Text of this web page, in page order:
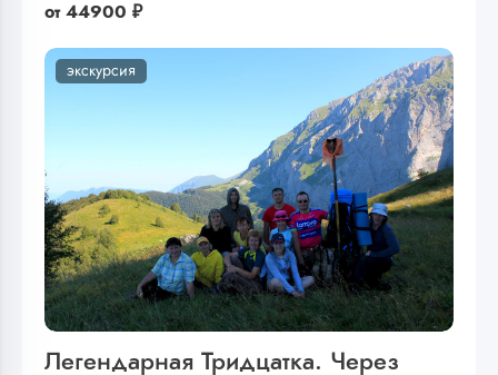
от 44900 ₽
экскурсия
Легендарная Тридцатка. Через